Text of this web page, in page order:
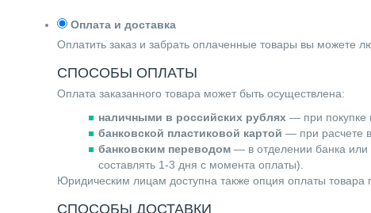
Оплата и доставка
Оплатить заказ и забрать оплаченные товары вы можете
СПОСОБЫ ОПЛАТЫ
Оплата заказанного товара может быть осуществлена:
наличными в российских рублях — при покупке
банковской пластиковой картой — при расчете
банковским переводом — в отделении банка или
составлять 1-3 дня с момента оплаты).
Юридическим лицам доступна также опция оплаты товара
СПОСОБЫ ДОСТАВКИ